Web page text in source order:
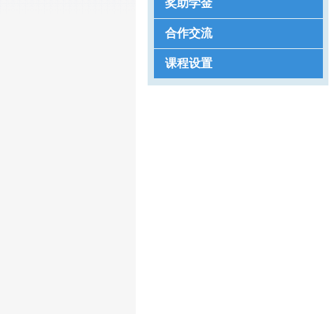
奖助学金
合作交流
课程设置